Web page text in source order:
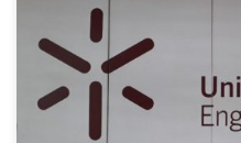
No passado dia 27 de outubro, os
a Praça do Município e a Rua Frei Caetano
desmoronamento, foram realojados
estabelecimentos comerciais desse edifício